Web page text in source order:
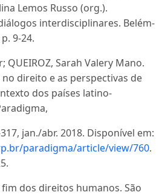
Lemos Russo (org.).
interdisciplinares. Belém-
9-24.
QUEIROZ, Sarah Valery Mano.
direito e as perspectivas de
dos países latino-
jan./abr. 2018. Disponível em:
paradigma/article/view/760.
fim dos direitos humanos. São